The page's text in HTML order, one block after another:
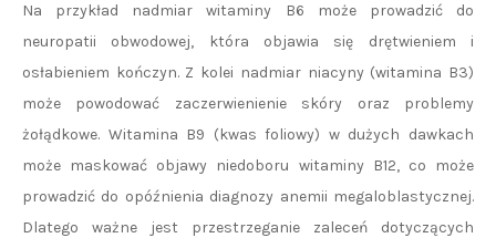
Na przykład nadmiar witaminy B6 może prowadzić do
neuropatii obwodowej, która objawia się drętwieniem i
osłabieniem kończyn. Z kolei nadmiar niacyny (witamina B3)
może powodować zaczerwienienie skóry oraz problemy
żołądkowe. Witamina B9 (kwas foliowy) w dużych dawkach
może maskować objawy niedoboru witaminy B12, co może
prowadzić do opóźnienia diagnozy anemii megaloblastycznej.
Dlatego ważne jest przestrzeganie zaleceń dotyczących